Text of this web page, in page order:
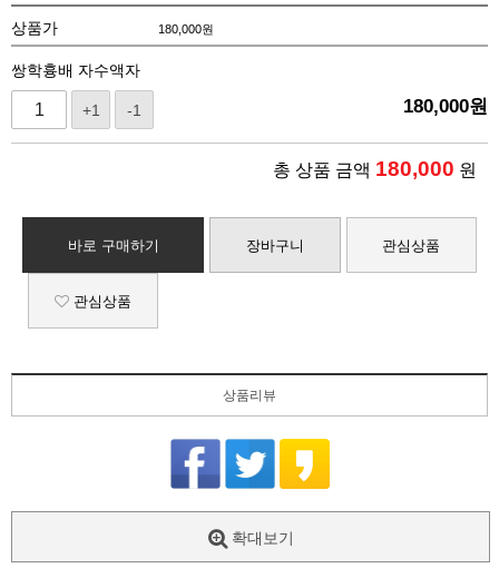
상품가 180,000원
쌍학흉배 자수액자
+1 -1 180,000원
총 상품 금액 180,000 원
바로 구매하기 장바구니 관심상품
관심상품
상품리뷰
확대보기